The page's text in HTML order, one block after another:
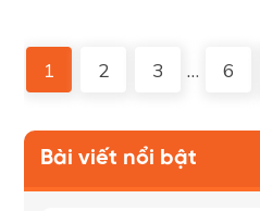
1 2 3 … 6
Bài viết nổi bật